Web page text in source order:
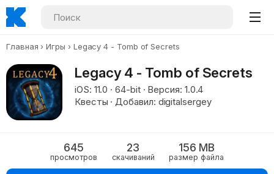
Главная Игры Legacy 4 - Tomb of Secrets
Legacy 4 - Tomb of Secrets
iOS: 11.0 · 64-bit · Версия: 1.0.4
Квесты · Добавил: digitalsergey
645
просмотров
23
скачиваний
156 MB
размер файла